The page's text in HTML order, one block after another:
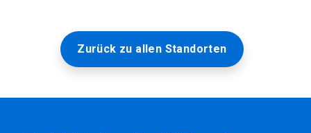
Zurück zu allen Standorten